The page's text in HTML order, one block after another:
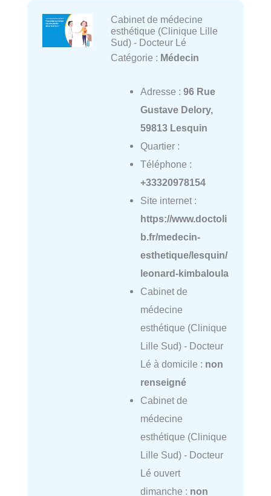
Cabinet de médecine
esthétique (Clinique Lille
Sud) - Docteur Lé
Catégorie : Médecin
Adresse : 96 Rue
Gustave Delory,
59813 Lesquin
Quartier :
Téléphone :
+33320978154
Site internet :
https://www.doctoli
b.fr/medecin-
esthetique/lesquin/
leonard-kimbaloula
Cabinet de
médecine
esthétique (Clinique
Lille Sud) - Docteur
Lé à domicile : non
renseigné
Cabinet de
médecine
esthétique (Clinique
Lille Sud) - Docteur
Lé ouvert
dimanche : non